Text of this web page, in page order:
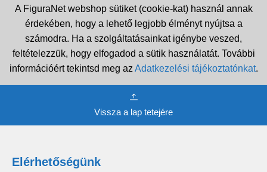
A FiguraNet webshop sütiket (cookie-kat) használ annak
érdekében, hogy a lehető legjobb élményt nyújtsa a
számodra. Ha a szolgáltatásainkat igénybe veszed,
feltételezzük, hogy elfogadod a sütik használatát. További
információért tekintsd meg az Adatkezelési tájékoztatónkat.
Vissza a lap tetejére
Elérhetőségünk